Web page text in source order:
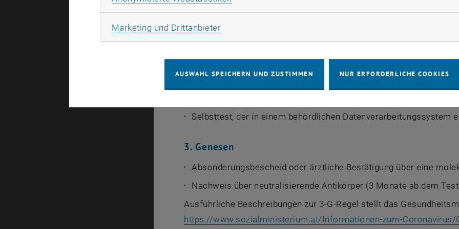
molekularbiologischer Test auf SARS-CoV-2 vorlag oder zum
neutralisierende Antikörper vorliegt, gilt der Impfnachweis
2. Getestet
Selbsttest, der in einem behördlichen Datenverarbeitungssystem
3. Genesen
Absonderungsbescheid oder ärztliche Bestätigung über eine
Nachweis über neutralisierende Antikörper (3 Monate ab dem
Ausführliche Beschreibungen zur 3-G-Regel stellt das
https://www.sozialministerium.at/Informationen-zum-Coronavirus/
Marketing und DrittanbieterMarketing Cookies zulassen
AUSWAHL SPEICHERN UND ZUSTIMMEN NUR ERFORDERLICHE COOKIES